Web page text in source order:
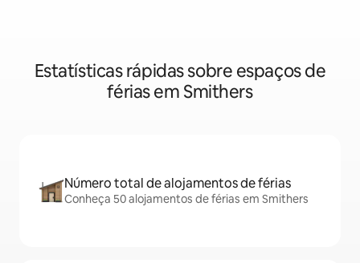
Estatísticas rápidas sobre espaços de
férias em Smithers
Número total de alojamentos de férias
Conheça 50 alojamentos de férias em Smithers